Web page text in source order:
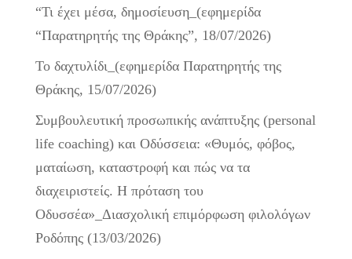
“Τι έχει μέσα, δημοσίευση_(εφημερίδα
“Παρατηρητής της Θράκης”, 18/07/2026)
Το δαχτυλίδι_(εφημερίδα Παρατηρητής της
Θράκης, 15/07/2026)
Συμβουλευτική προσωπικής ανάπτυξης (personal
life coaching) και Οδύσσεια: «Θυμός, φόβος,
ματαίωση, καταστροφή και πώς να τα
διαχειριστείς. Η πρόταση του
Οδυσσέα»_Διασχολική επιμόρφωση φιλολόγων
Ροδόπης (13/03/2026)